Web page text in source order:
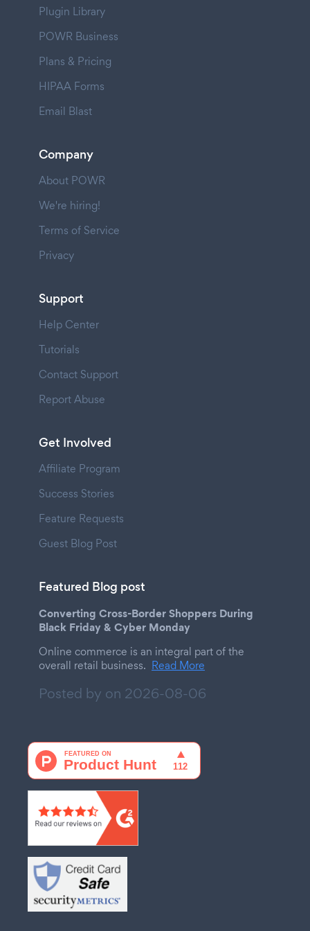
Plugin Library
POWR Business
Plans & Pricing
HIPAA Forms
Email Blast
Company
About POWR
We're hiring!
Terms of Service
Privacy
Support
Help Center
Tutorials
Contact Support
Report Abuse
Get Involved
Affiliate Program
Success Stories
Feature Requests
Guest Blog Post
Featured Blog post
Converting Cross-Border Shoppers During
Black Friday & Cyber Monday
Online commerce is an integral part of the
overall retail business. Read More
Posted by on 2026-08-06